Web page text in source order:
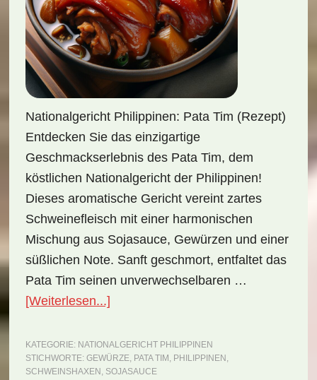
Nationalgericht Philippinen: Pata Tim (Rezept)
Entdecken Sie das einzigartige
Geschmackserlebnis des Pata Tim, dem
köstlichen Nationalgericht der Philippinen!
Dieses aromatische Gericht vereint zartes
Schweinefleisch mit einer harmonischen
Mischung aus Sojasauce, Gewürzen und einer
süßlichen Note. Sanft geschmort, entfaltet das
Pata Tim seinen unverwechselbaren …
[Weiterlesen...]ÜberNationalgericht
Pata
Tim
KATEGORIE: NATIONALGERICHT PHILIPPINEN
STICHWORTE: GEWÜRZE, PATA TIM , PHILIPPINEN ,
SCHWEINSHAXEN , SOJASAUCE